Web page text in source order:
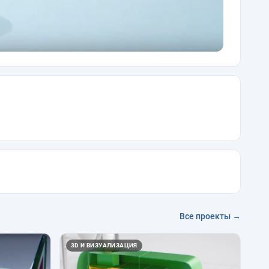
Все проекты →
3D И ВИЗУАЛИЗАЦИЯ